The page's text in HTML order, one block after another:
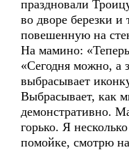
праздновали
во дворе березки
повешенную на
На мамино:
«Сегодня можно, а
выбрасывает
Выбрасывает, как
демонстративно.
горько. Я
помойке, смотрю